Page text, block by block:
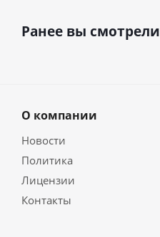
Ранее вы смотрели
О компании
Новости
Политика
Лицензии
Контакты